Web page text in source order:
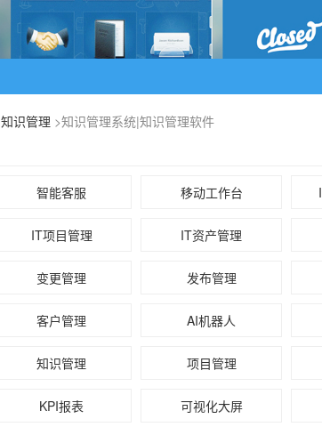
知识管理 >知识管理系统|知识管理软件
智能客服 移动工作台
IT项目管理 IT资产管理
变更管理 发布管理
客户管理 AI机器人
知识管理 项目管理
KPI报表 可视化大屏